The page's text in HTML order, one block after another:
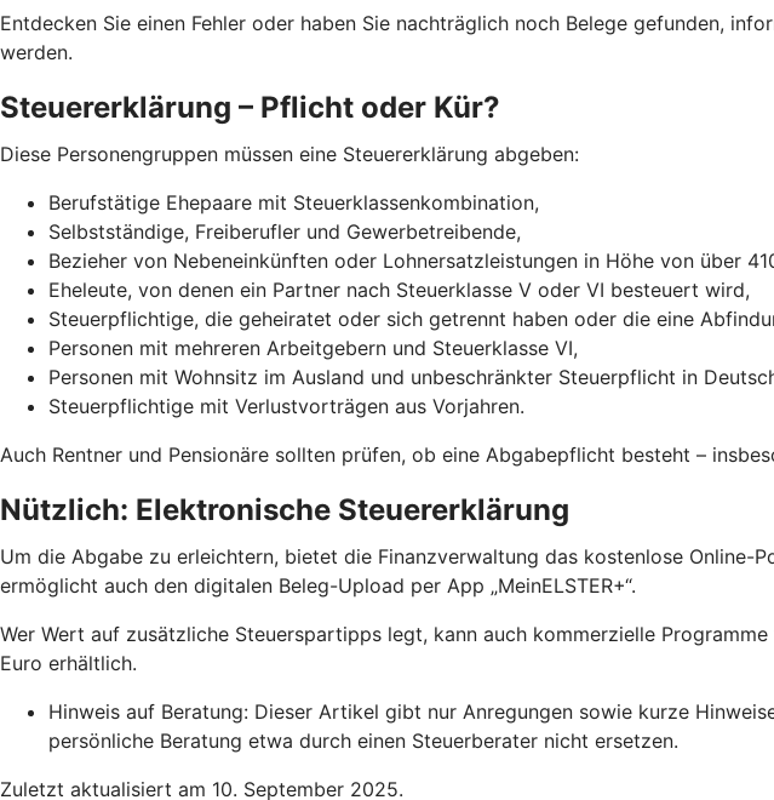
Entdecken Sie einen Fehler oder haben Sie nachträglich noch Belege gefunden,
werden.
Steuererklärung – Pflicht oder Kür?
Diese Personengruppen müssen eine Steuererklärung abgeben:
Berufstätige Ehepaare mit Steuerklassenkombination,
Selbstständige, Freiberufler und Gewerbetreibende,
Bezieher von Nebeneinkünften oder Lohnersatzleistungen in Höhe von über
Eheleute, von denen ein Partner nach Steuerklasse V oder VI besteuert wird,
Steuerpflichtige, die geheiratet oder sich getrennt haben oder die eine
Personen mit mehreren Arbeitgebern und Steuerklasse VI,
Personen mit Wohnsitz im Ausland und unbeschränkter Steuerpflicht in
Steuerpflichtige mit Verlustvorträgen aus Vorjahren.
Auch Rentner und Pensionäre sollten prüfen, ob eine Abgabepflicht besteht –
Nützlich: Elektronische Steuererklärung
Um die Abgabe zu erleichtern, bietet die Finanzverwaltung das kostenlose Online-
ermöglicht auch den digitalen Beleg-Upload per App „MeinELSTER+“.
Wer Wert auf zusätzliche Steuerspartipps legt, kann auch kommerzielle
Euro erhältlich.
Hinweis auf Beratung: Dieser Artikel gibt nur Anregungen sowie kurze
persönliche Beratung etwa durch einen Steuerberater nicht ersetzen.
Zuletzt aktualisiert am 10. September 2025.